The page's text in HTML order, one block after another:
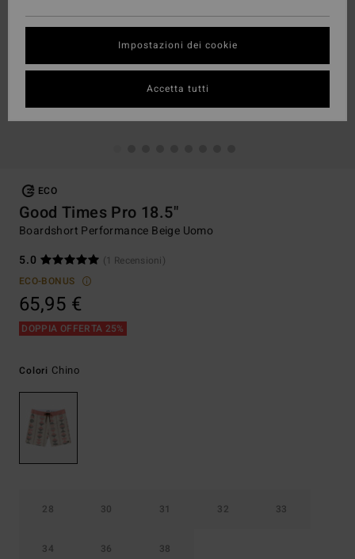
ECO
Good Times Pro 18.5"
Boardshort Performance Beige Uomo
5.0
(1 Recensioni)
ECO-BONUS
65,95 €
DOPPIA OFFERTA 25%
Colori Chino
28 30 31 32 33
34 36 38
Impostazioni dei cookie
Accetta tutti